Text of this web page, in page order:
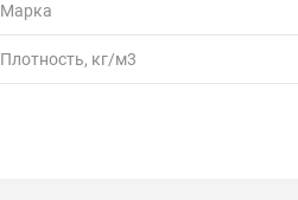
Марка
Плотность, кг/м3